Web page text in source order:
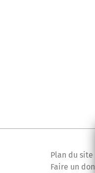
Plan du site
Faire un don